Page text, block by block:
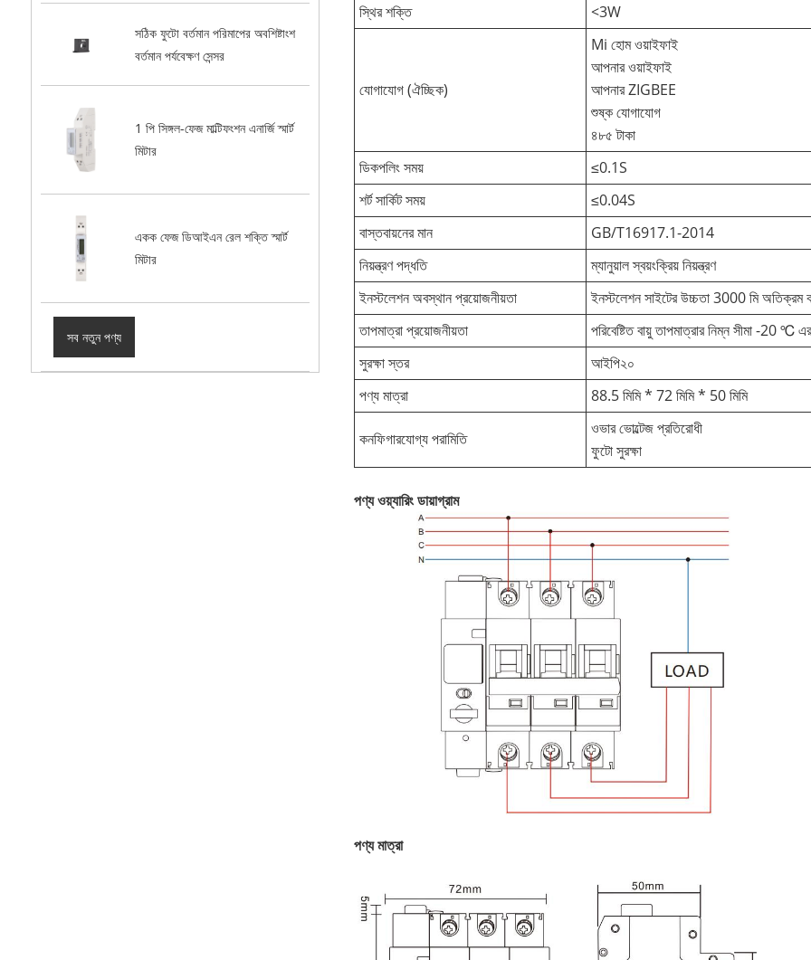
সঠিক ফুটো বর্তমান পরিমাপের অবশিষ্টাংশ
বর্তমান পর্যবেক্ষণ সেন্সর
1 পি সিঙ্গল-ফেজ মাল্টিফংশন এনার্জি স্মার্ট
মিটার
একক ফেজ ডিআইএন রেল শক্তি স্মার্ট
মিটার
সব নতুন পণ্য
স্থির শক্তি
<3W
যোগাযোগ (ঐচ্ছিক)
Mi হোম ওয়াইফাই
আপনার ওয়াইফাই
আপনার ZIGBEE
শুষ্ক যোগাযোগ
৪৮৫ টাকা
ডিকপলিং সময়
≤0.1S
শর্ট সার্কিট সময়
≤0.04S
বাস্তবায়নের মান
GB/T16917.1-2014
নিয়ন্ত্রণ পদ্ধতি
ম্যানুয়াল স্বয়ংক্রিয় নিয়ন্ত্রণ
ইনস্টলেশন অবস্থান প্রয়োজনীয়তা
ইনস্টলেশন সাইটের উচ্চতা 3000 মি অতিক্রম
তাপমাত্রা প্রয়োজনীয়তা
পরিবেষ্টিত বায়ু তাপমাত্রার নিম্ন সীমা -20
সুরক্ষা স্তর
আইপি২০
পণ্য মাত্রা
88.5 মিমি * 72 মিমি * 50 মিমি
কনফিগারযোগ্য পরামিতি
ওভার ভোল্টেজ প্রতিরোধী
ফুটো সুরক্ষা
পণ্য ওয়্যারিং ডায়াগ্রাম
পণ্য মাত্রা